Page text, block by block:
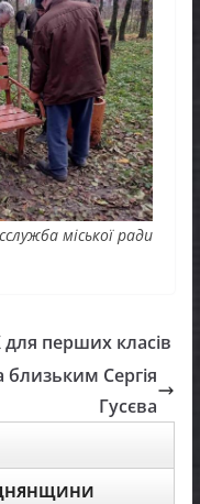
міської ради
для перших класів
близьким Сергія
Гусєва